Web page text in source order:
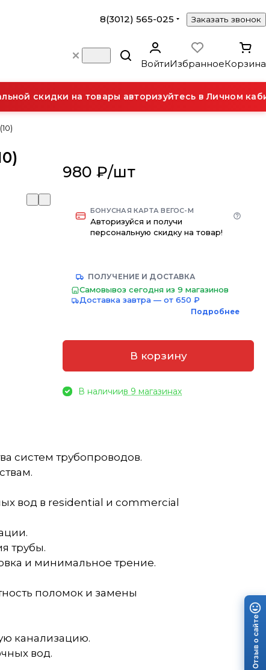
8(3012) 565-025 Заказать звонок
ВойтиИзбранноеКорзина
скидки на товары авторизуйтесь в Личном
980 ₽/шт
БОНУСНАЯ КАРТА ВЕГОС-М
Авторизуйся и получи
персональную скидку на товар!
ПОЛУЧЕНИЕ И ДОСТАВКА
Самовывоз сегодня из 9 магазинов
Доставка завтра — от 650 ₽
Подробнее
В корзину
В наличиив 9 магазинах
систем трубопроводов.
вод в residential и commercial
трубы.
и минимальное трение.
поломок и замены
канализацию.
вод.
Отзыв о сайте